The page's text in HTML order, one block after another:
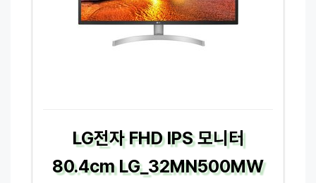
LG전자 FHD IPS 모니터
80.4cm LG_32MN500MW